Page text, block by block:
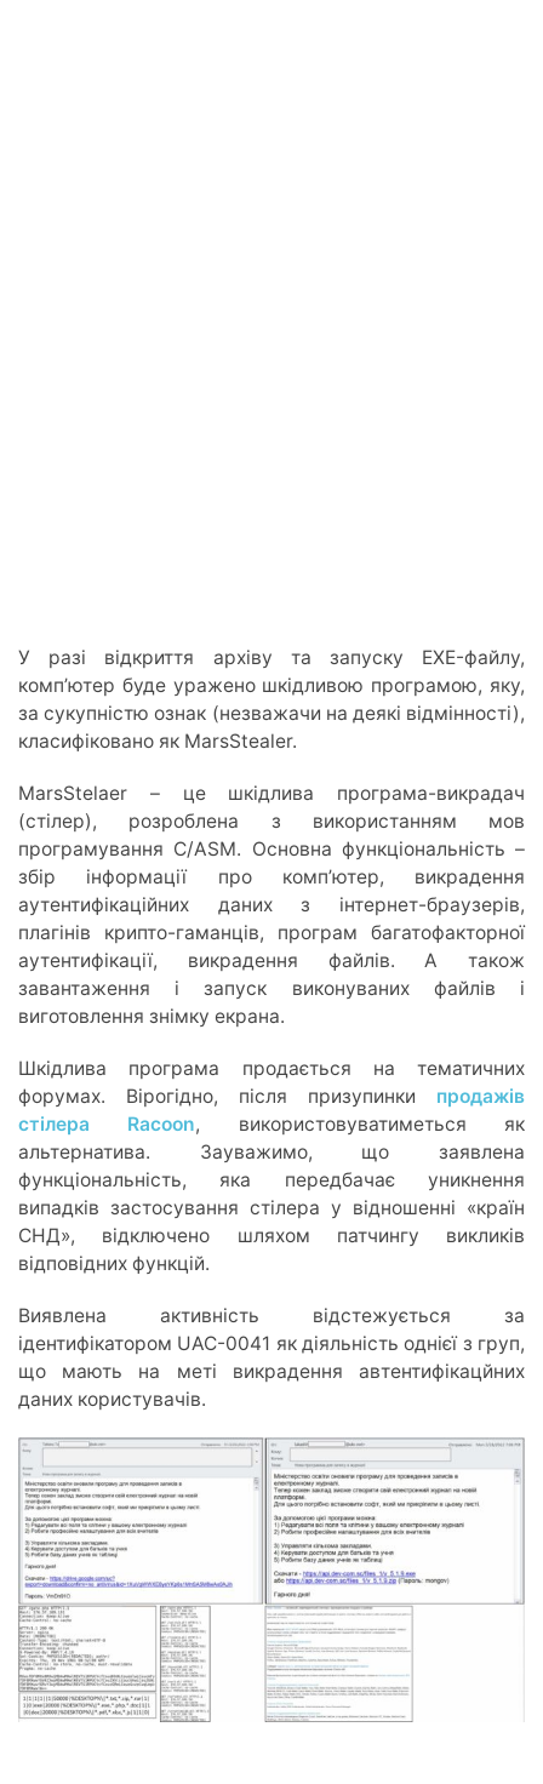
У разі відкриття архіву та запуску EXE-файлу,
комп’ютер буде уражено шкідливою програмою, яку,
за сукупністю ознак (незважачи на деякі відмінності),
класифіковано як MarsStealer.
MarsStelaer – це шкідлива програма-викрадач
(стілер), розроблена з використанням мов
програмування C/ASM. Основна функціональність –
збір інформації про комп’ютер, викрадення
аутентифікаційних даних з інтернет-браузерів,
плагінів крипто-гаманців, програм багатофакторної
аутентифікації, викрадення файлів. А також
завантаження і запуск виконуваних файлів і
виготовлення знімку екрана.
Шкідлива програма продається на тематичних
форумах. Вірогідно, після призупинки продажів
стілера Racoon, використовуватиметься як
альтернатива. Зауважимо, що заявлена
функціональність, яка передбачає уникнення
випадків застосування стілера у відношенні «країн
СНД», відключено шляхом патчингу викликів
відповідних функцій.
Виявлена активність відстежується за
ідентифікатором UAC-0041 як діяльність однієї з груп,
що мають на меті викрадення автентифікацйних
даних користувачів.